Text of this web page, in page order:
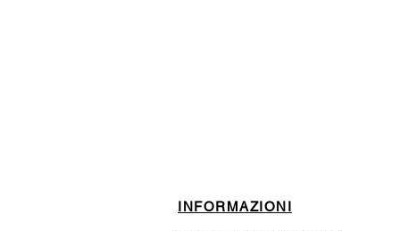
INFORMAZIONI